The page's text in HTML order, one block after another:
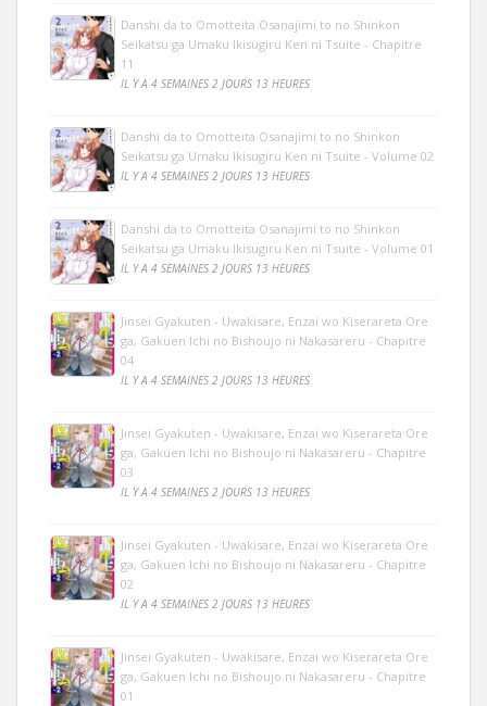
Danshi da to Omotteita Osanajimi to no Shinkon
Seikatsu ga Umaku Ikisugiru Ken ni Tsuite - Chapitre
11
IL Y A 4 SEMAINES 2 JOURS 13 HEURES
Danshi da to Omotteita Osanajimi to no Shinkon
Seikatsu ga Umaku Ikisugiru Ken ni Tsuite - Volume 02
IL Y A 4 SEMAINES 2 JOURS 13 HEURES
Danshi da to Omotteita Osanajimi to no Shinkon
Seikatsu ga Umaku Ikisugiru Ken ni Tsuite - Volume 01
IL Y A 4 SEMAINES 2 JOURS 13 HEURES
Jinsei Gyakuten - Uwakisare, Enzai wo Kiserareta Ore
ga, Gakuen Ichi no Bishoujo ni Nakasareru - Chapitre
04
IL Y A 4 SEMAINES 2 JOURS 13 HEURES
Jinsei Gyakuten - Uwakisare, Enzai wo Kiserareta Ore
ga, Gakuen Ichi no Bishoujo ni Nakasareru - Chapitre
03
IL Y A 4 SEMAINES 2 JOURS 13 HEURES
Jinsei Gyakuten - Uwakisare, Enzai wo Kiserareta Ore
ga, Gakuen Ichi no Bishoujo ni Nakasareru - Chapitre
02
IL Y A 4 SEMAINES 2 JOURS 13 HEURES
Jinsei Gyakuten - Uwakisare, Enzai wo Kiserareta Ore
ga, Gakuen Ichi no Bishoujo ni Nakasareru - Chapitre
01